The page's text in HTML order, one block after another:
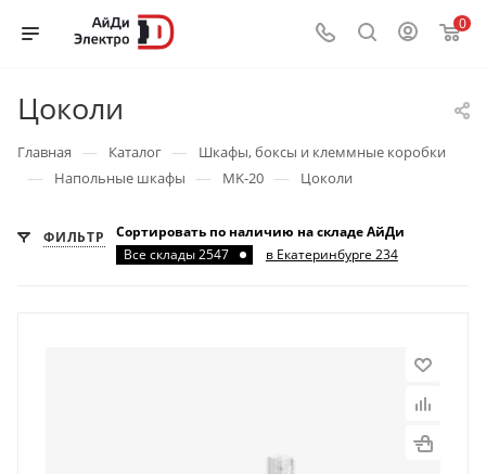
0
Цоколи
Главная — Каталог — Шкафы, боксы и клеммные коробки
— Напольные шкафы — MK-20 — Цоколи
ФИЛЬТР
Сортировать по наличию на складе АйДи
Все склады 2547
в Екатеринбурге 234